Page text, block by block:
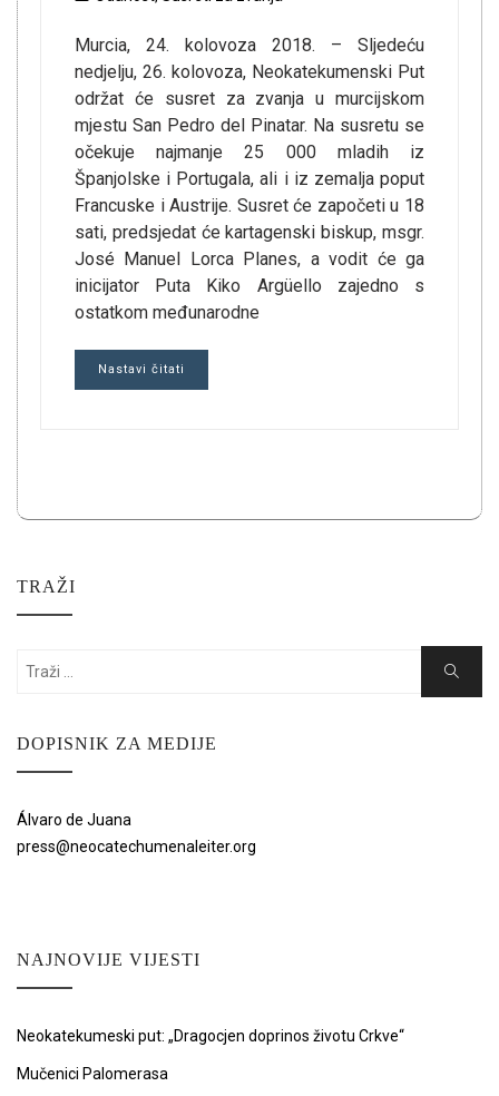
Murcia, 24. kolovoza 2018. – Sljedeću
nedjelju, 26. kolovoza, Neokatekumenski Put
održat će susret za zvanja u murcijskom
mjestu San Pedro del Pinatar. Na susretu se
očekuje najmanje 25 000 mladih iz
Španjolske i Portugala, ali i iz zemalja poput
Francuske i Austrije. Susret će započeti u 18
sati, predsjedat će kartagenski biskup, msgr.
José Manuel Lorca Planes, a vodit će ga
inicijator Puta Kiko Argüello zajedno s
ostatkom međunarodne
Nastavi čitati
TRAŽI
Search
Search
DOPISNIK ZA MEDIJE
Álvaro de Juana
press@neocatechumenaleiter.org
NAJNOVIJE VIJESTI
Neokatekumeski put: „Dragocjen doprinos životu Crkve“
Mučenici Palomerasa